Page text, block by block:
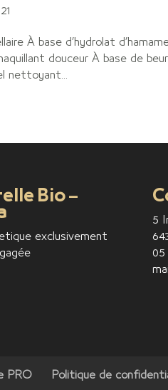
À base d’hydrolat
douceur À base de
nettoyant...
Bio –
exclusivement
5
05
PRO Politique de